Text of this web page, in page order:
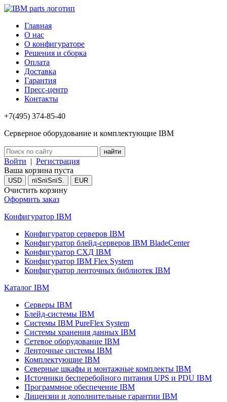
Главная
О нас
О конфигураторе
Решения и сборка
Оплата
Доставка
Гарантия
Пресс-центр
Контакты
+7(495) 374-85-40
Серверное оборудование и комплектующие IBM
Войти | Регистрация
Ваша корзина пуста
USD пїЅпїЅпїЅ. EUR
Очистить корзину
Оформить заказ
Конфигуратор IBM
Конфигуратор серверов IBM
Конфигуратор блейд-серверов IBM BladeCenter
Конфигуратор СХД IBM
Конфигуратор IBM Flex System
Конфигуратор ленточных библиотек IBM
Каталог IBM
Серверы IBM
Блейд-системы IBM
Системы IBM PureFlex System
Системы хранения данных IBM
Сетевое оборудование IBM
Ленточные системы IBM
Комплектующие IBM
Северные шкафы и монтажные комплекты IBM
Источники бесперебойного питания UPS и PDU IBM
Программное обеспечение IBM
Лицензии и дополнительные гарантии IBM